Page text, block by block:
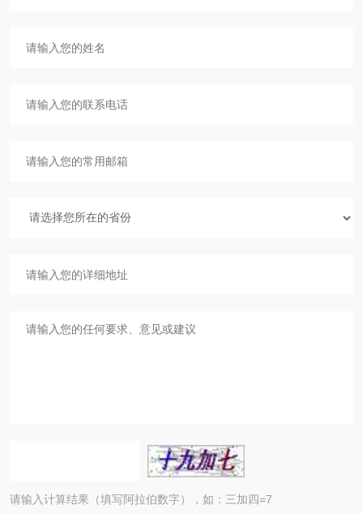
请输入计算结果（填写阿拉伯数字），如：三加四=7